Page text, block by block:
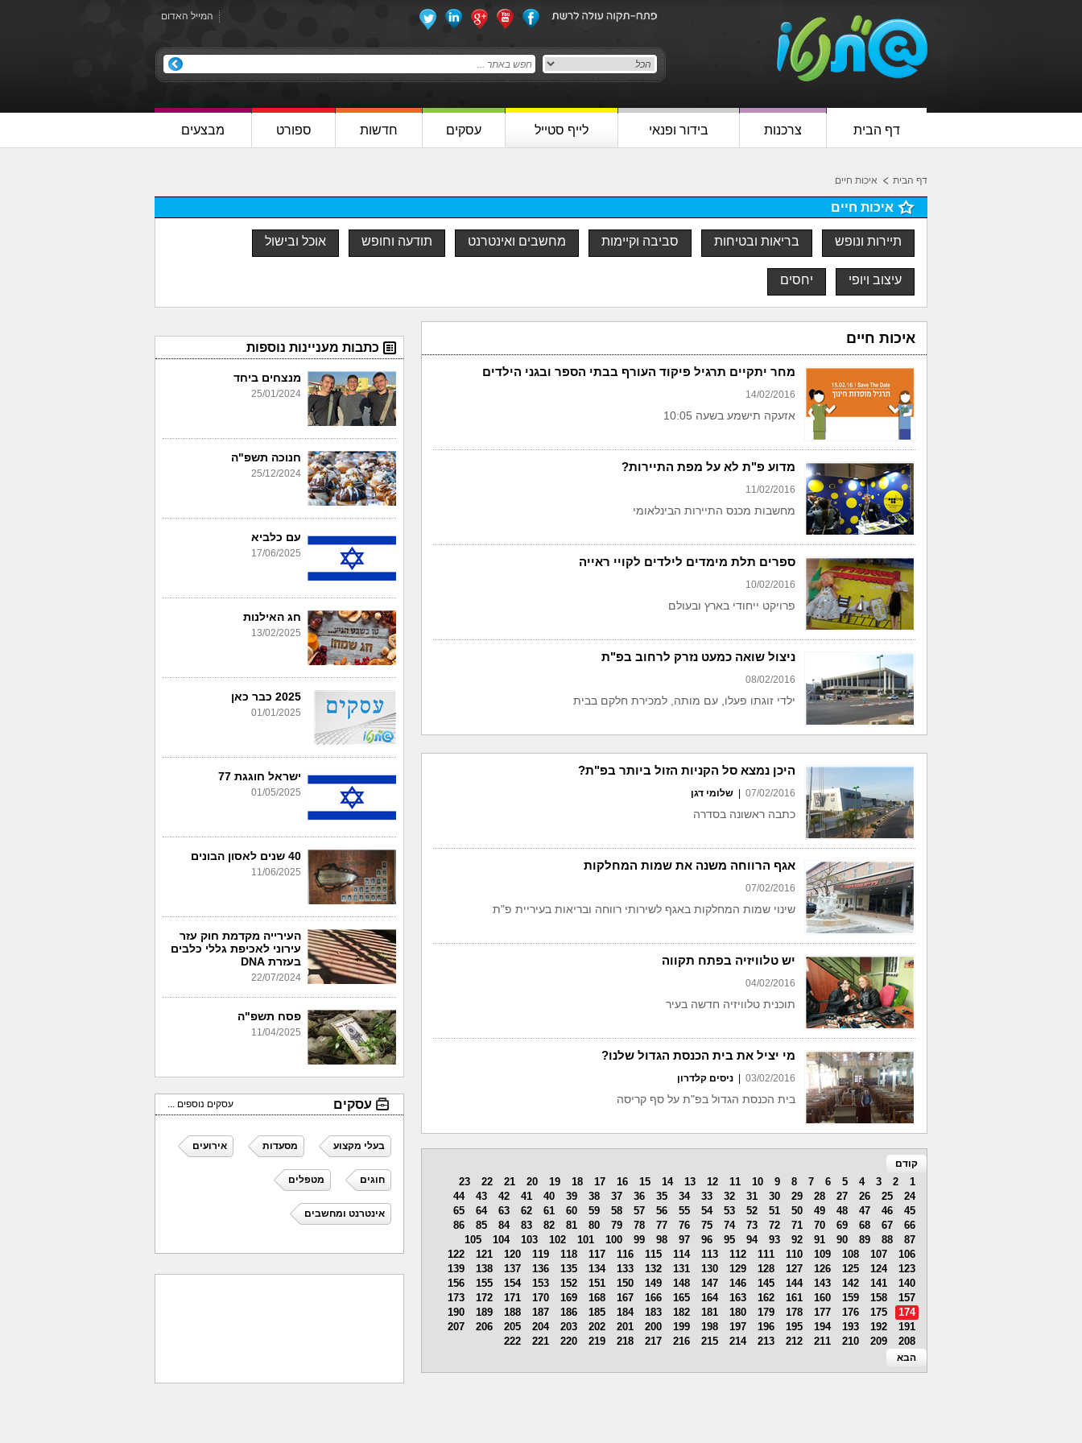
המייל האדום
דף הבית צרכנות בידור ופנאי לייף סטייל עסקים חדשות ספורט מבצעים
דף הבית איכות חיים
איכות חיים
תיירות ונופש בריאות ובטיחות סביבה וקיימות מחשבים ואינטרנט תודעה וחופש אוכל ובישול
עיצוב ויופי יחסים
איכות חיים
מחר יתקיים תרגיל פיקוד העורף בבתי הספר ובגני הילדים
14/02/2016
אזעקה תישמע בשעה 10:05
מדוע פ"ת לא על מפת התיירות?
11/02/2016
מחשבות מכנס התיירות הבינלאומי
ספרים תלת מימדים לילדים לקויי ראייה
10/02/2016
פרויקט ייחודי בארץ ובעולם
ניצול שואה כמעט נזרק לרחוב בפ"ת
08/02/2016
ילדי זוגתו פעלו, עם מותה, למכירת חלקם בבית
היכן נמצא סל הקניות הזול ביותר בפ"ת?
07/02/2016 שלומי דגן
כתבה ראשונה בסדרה
אגף הרווחה משנה את שמות המחלקות
07/02/2016
שינוי שמות המחלקות באגף לשירותי רווחה ובריאות בעיריית פ"ת
יש טלוויזיה בפתח תקווה
04/02/2016
תוכנית טלוויזיה חדשה בעיר
מי יציל את בית הכנסת הגדול שלנו?
03/02/2016 ניסים קלדרון
בית הכנסת הגדול בפ"ת על סף קריסה
קודם
1
2
3
4
5
6
7
8
9
10
11
12
13
14
15
16
17
18
19
20
21
22
23
24
25
26
27
28
29
30
31
32
33
34
35
36
37
38
39
40
41
42
43
44
45
46
47
48
49
50
51
52
53
54
55
56
57
58
59
60
61
62
63
64
65
66
67
68
69
70
71
72
73
74
75
76
77
78
79
80
81
82
83
84
85
86
87
88
89
90
91
92
93
94
95
96
97
98
99
100
101
102
103
104
105
106
107
108
109
110
111
112
113
114
115
116
117
118
119
120
121
122
123
124
125
126
127
128
129
130
131
132
133
134
135
136
137
138
139
140
141
142
143
144
145
146
147
148
149
150
151
152
153
154
155
156
157
158
159
160
161
162
163
164
165
166
167
168
169
170
171
172
173
174
175
176
177
178
179
180
181
182
183
184
185
186
187
188
189
190
191
192
193
194
195
196
197
198
199
200
201
202
203
204
205
206
207
208
209
210
211
212
213
214
215
216
217
218
219
220
221
222
הבא
כתבות מעניינות נוספות
מנצחים ביחד
25/01/2024
חנוכה תשפ"ה
25/12/2024
עם כלביא
17/06/2025
חג האילנות
13/02/2025
2025 כבר כאן
01/01/2025
ישראל חוגגת 77
01/05/2025
40 שנים לאסון הבונים
11/06/2025
העירייה מקדמת חוק עזר
עירוני לאכיפת גללי כלבים
בעזרת DNA
22/07/2024
פסח תשפ"ה
11/04/2025
עסקים עסקים נוספים ...
בעלי מקצוע מסעדות אירועים
חוגים מטפלים
אינטרנט ומחשבים